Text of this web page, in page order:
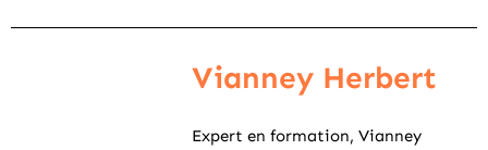
Vianney Herbert
Expert en formation, Vianney